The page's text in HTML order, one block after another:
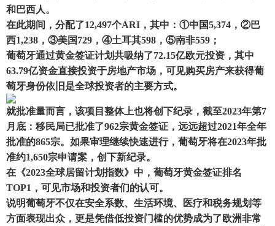
和巴西人。
在此期间，分配了12,497个ARI，其中：①中国5,374，②巴
西1,238，③美国729，④土耳其598，⑤南非559；
葡萄牙通过黄金签证计划共吸纳了72.15亿欧元投资，其中
63.79亿资金直接投资于房地产市场，可见购买房产来获得葡
萄牙身份依旧是全球投资者的主要方式。
就批准量而言，该项目整体上也将创下纪录，截至2023年第7
月底：移民局已批准了962宗黄金签证，远远超过2021年全年
批准的865宗。如果审理继续快速进行，葡萄牙将在2023年批
准约1,650宗申请案，创下新纪录。
在《2023全球居留计划指数》中，葡萄牙黄金签证排名
TOP1，可见市场和投资者们的认可。
说明葡萄牙不仅在安全系数、生活环境、医疗和税务规划等
方面表现出众，更是凭借低投资门槛的优势成为了欧洲非常